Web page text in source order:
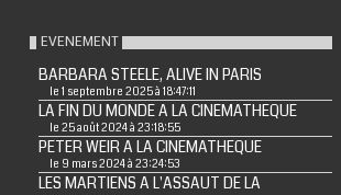
EVENEMENT
BARBARA STEELE, ALIVE IN PARIS
le 1 septembre 2025 à 18:47:11
LA FIN DU MONDE A LA CINEMATHEQUE
le 25 août 2024 à 23:18:55
PETER WEIR A LA CINEMATHEQUE
le 9 mars 2024 à 23:24:53
LES MARTIENS A L'ASSAUT DE LA